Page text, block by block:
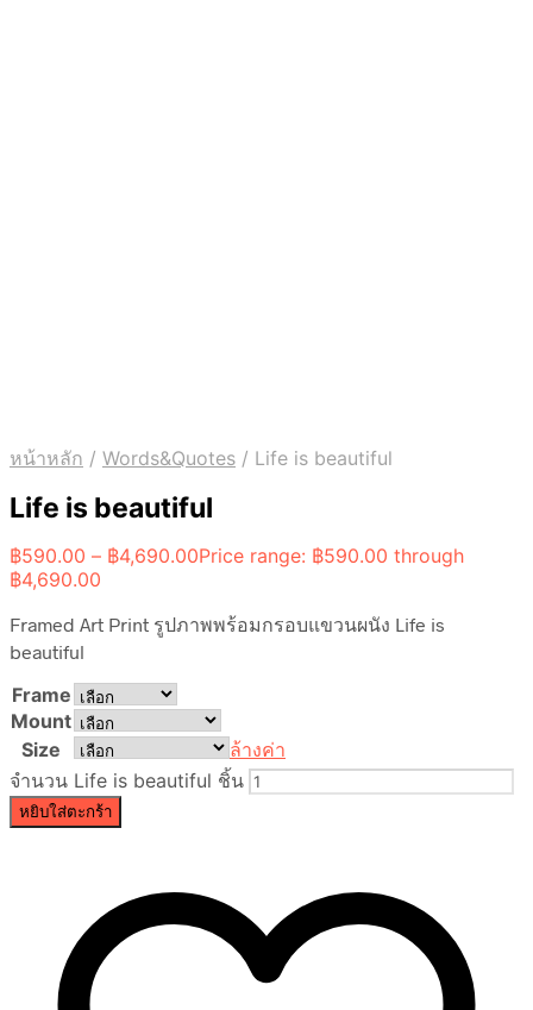
หน้าหลัก / Words&Quotes / Life is beautiful
Life is beautiful
฿590.00 – ฿4,690.00Price range: ฿590.00 through
฿4,690.00
Framed Art Print รูปภาพพร้อมกรอบแขวนผนัง Life is
beautiful
Frame
Mount
Size
ล้างค่า
จำนวน Life is beautiful ชิ้น
หยิบใส่ตะกร้า